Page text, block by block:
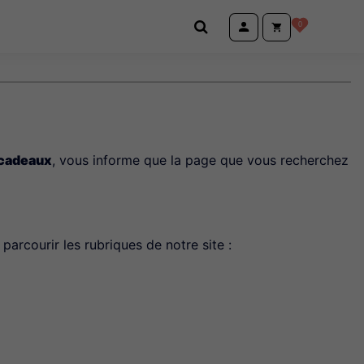
0
, vous informe que la page que vous recherchez
les rubriques de notre site :